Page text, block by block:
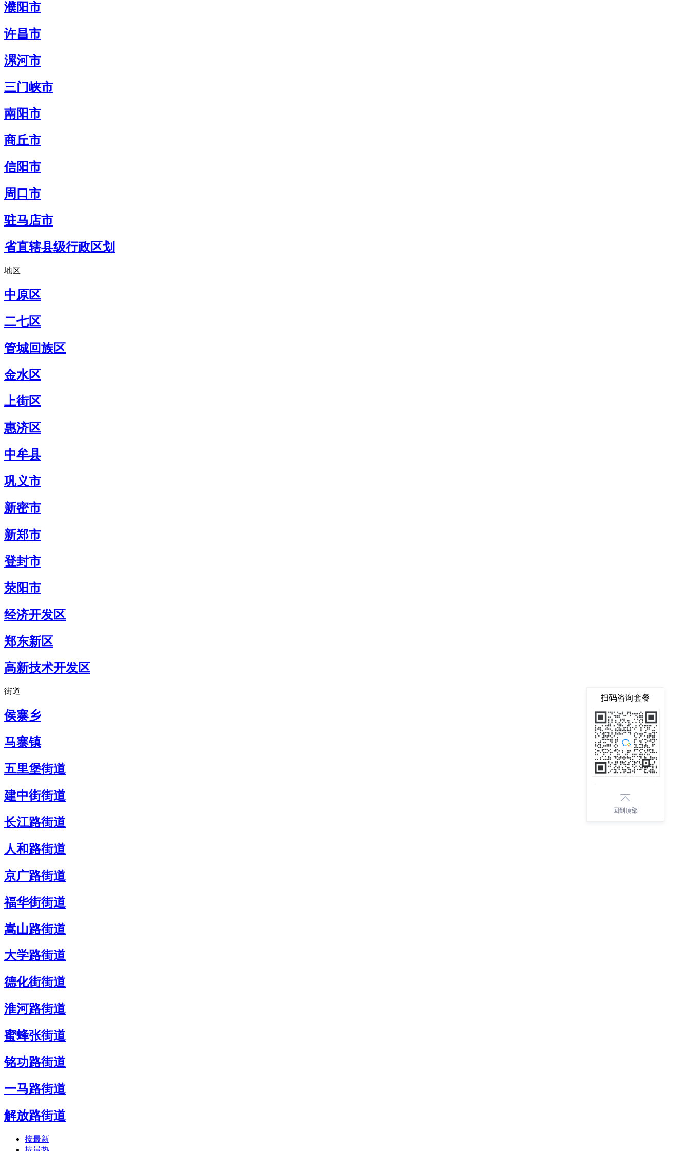
濮阳市
许昌市
漯河市
三门峡市
南阳市
商丘市
信阳市
周口市
驻马店市
省直辖县级行政区划
地区
中原区
二七区
管城回族区
金水区
上街区
惠济区
中牟县
巩义市
新密市
新郑市
登封市
荥阳市
经济开发区
郑东新区
高新技术开发区
街道
侯寨乡
马寨镇
五里堡街道
建中街街道
长江路街道
人和路街道
京广路街道
福华街街道
嵩山路街道
大学路街道
德化街街道
淮河路街道
蜜蜂张街道
铭功路街道
一马路街道
解放路街道
按最新
扫码咨询套餐
回到顶部